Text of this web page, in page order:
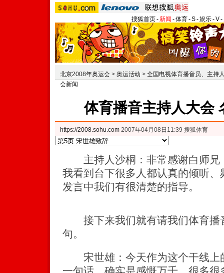
搜狐首页-新闻 -体育-S-娱乐-V-
北京2008年奥运会 > 奥运活动 > 全国电视体育播音员、主持
会新闻
体育播音主持人大会
https://2008.sohu.com 2007年04月08日11:39 搜狐体育
主持人沙桐：非常感谢白师兄
我看到台下很多人都认真的倾听
发言中我们有很清楚的指导。
接下来我们就有请我们体育播
句。
宋世雄：今天作为这个干线上